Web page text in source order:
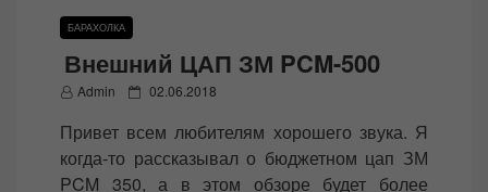
БАРАХОЛКА
Внешний ЦАП ЗМ PCM-500
Admin
P
s
t
02.06.2018
Привет всем любителям хорошего звука. Я
когда-то рассказывал о бюджетном цап ЗМ
PCM 350, а в этом обзоре будет более